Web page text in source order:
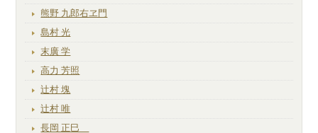
熊野 九郎右ヱ門
島村 光
末廣 学
高力 芳照
辻村 塊
辻村 唯
長岡 正巳